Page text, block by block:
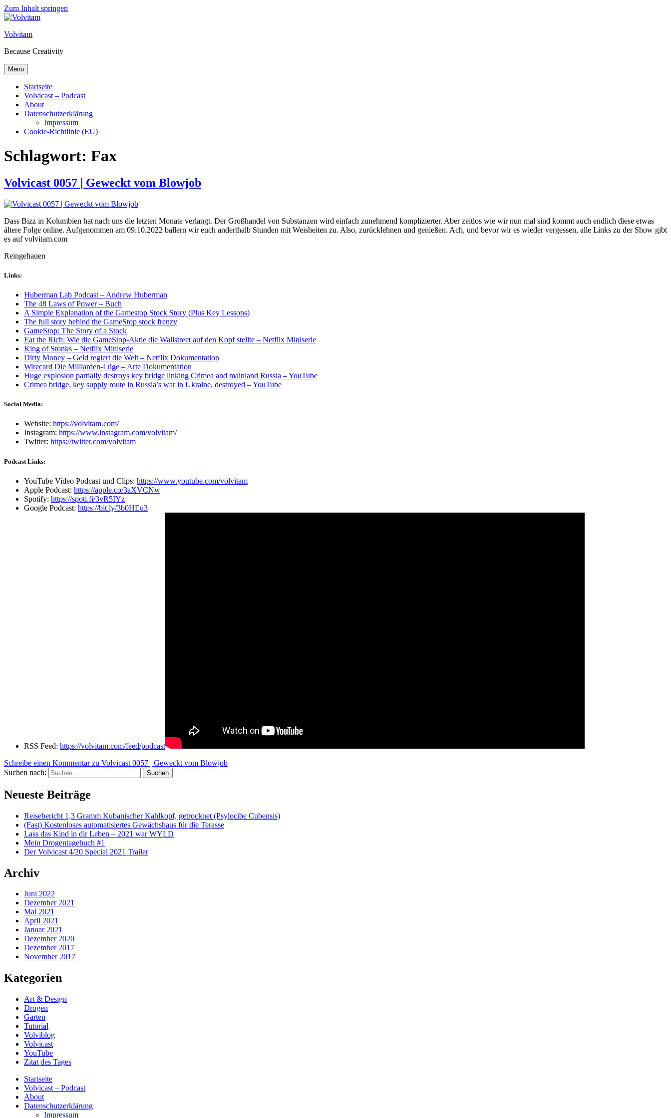
Zum Inhalt springen
Volvitam
Because Creativity
Menü
Startseite
Volvicast – Podcast
About
Datenschutzerklärung
Impressum
Cookie-Richtlinie (EU)
Schlagwort: Fax
Volvicast 0057 | Geweckt vom Blowjob
Dass Bizz in Kolumbien hat nach uns die letzten Monate verlangt. Der Großhandel von Substanzen wird einfach zunehmend komplizierter. Aber zeitlos wie wir nun mal sind kommt auch endlich diese etwas
ältere Folge online. Aufgenommen am 09.10.2022 ballern wir euch anderthalb Stunden mit Weisheiten zu. Also, zurücklehnen und genießen. Ach, und bevor wir es wieder vergessen, alle Links zu der Show gibt
es auf volvitam.com
Reingehauen
Links:
Huberman Lab Podcast – Andrew Huberman
The 48 Laws of Power – Buch
A Simple Explanation of the Gamestop Stock Story (Plus Key Lessons)
The full story behind the GameStop stock frenzy
GameStop: The Story of a Stock
Eat the Rich: Wie die GameStop-Aktie die Wallstreet auf den Kopf stellte – Netflix Miniserie
King of Stonks – Netflix Miniserie
Dirty Money – Geld regiert die Welt – Netflix Dokumentation
Wirecard Die Milliarden-Lüge – Arte Dokumentation
Huge explosion partially destroys key bridge linking Crimea and mainland Russia – YouTube
Crimea bridge, key supply route in Russia’s war in Ukraine, destroyed – YouTube
Social Media:
Website: https://volvitam.com/
Instagram: https://www.instagram.com/volvitam/
Twitter: https://twitter.com/volvitam
Podcast Links:
YouTube Video Podcast und Clips: https://www.youtube.com/volvitam
Apple Podcast: https://apple.co/3aXVCNw
Spotify: https://spoti.fi/3vR5IYz
Google Podcast: https://bit.ly/3b0HEu3
RSS Feed: https://volvitam.com/feed/podcast
Schreibe einen Kommentarzu Volvicast 0057 | Geweckt vom Blowjob
Suchen nach:
Suchen
Neueste Beiträge
Reisebericht 1,3 Gramm Kubanischer Kahlkopf, getrocknet (Psylocibe Cubensis)
(Fast) Kostenloses automatisiertes Gewächshaus für die Terasse
Lass das Kind in dir Leben – 2021 war WYLD
Mein Drogentagebuch #1
Der Volvicast 4/20 Special 2021 Trailer
Archiv
Juni 2022
Dezember 2021
Mai 2021
April 2021
Januar 2021
Dezember 2020
Dezember 2017
November 2017
Kategorien
Art & Design
Drogen
Garten
Tutorial
Volviblog
Volvicast
YouTube
Zitat des Tages
Startseite
Volvicast – Podcast
About
Datenschutzerklärung
Impressum